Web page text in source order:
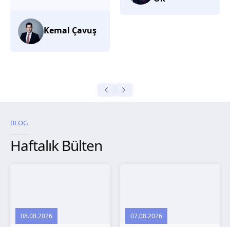
BLOG
Haftalık Bülten
08.08.2026 07.08.2026